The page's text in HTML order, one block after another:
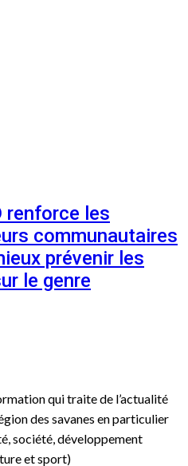
renforce les
communautaires
prévenir les
le genre
qui traite de l’actualité
des savanes en particulier
société, développement
et sport)